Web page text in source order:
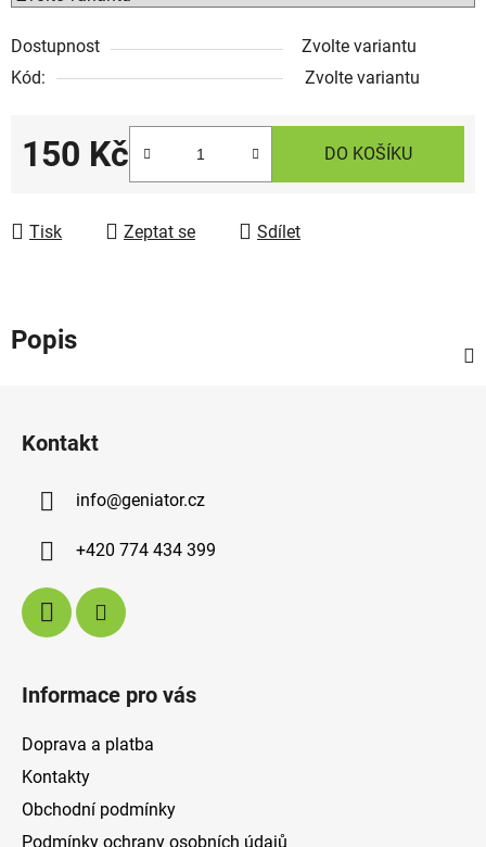
Dostupnost
Zvolte variantu
Kód:
Zvolte variantu
150 Kč DO KOŠÍKU
Tisk Zeptat se Sdílet
Popis
Kontakt
info@geniator.cz
+420 774 434 399
Informace pro vás
Doprava a platba
Kontakty
Obchodní podmínky
Podmínky ochrany osobních údajů